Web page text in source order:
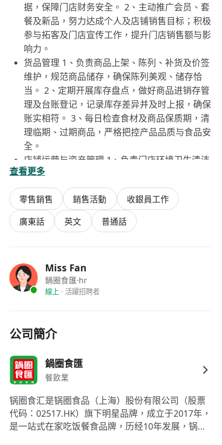
据，保障门店财务安全。 2、主动推广会员、套
餐及新品，努力达成个人及店铺销售目标；积极
参与拓客及门店宣传工作，提升门店销售额与影
响力。
货品管理 1、负责商品上架、陈列、补货及价签
维护，规范商品储存，确保陈列美观、储存恰
当。 2、定期开展库存盘点，做好商品进销存管
理及台账登记，记录库存差异并及时上报，确保
账实相符。 3、每日检查食材及商品保质期，清
理临期、过期商品，严格把控产品品质与食品安
全。
店铺运营与资产管理 1、负责门店环境卫生清洁
与维护，营造整洁、安全、良好的购物及消费环
境。 2、严格执行开店、闭店流程，检查维护门
店各类设备，做好设备清洁、交接及故障上报工
作。 3、配合店长完成促销活动执行、日常行政
工作及门店管理。
店店员经验；有食材、食品、生鲜零售经验优先
语言：粤语流利；普通话标准；基础英文读写 /
对话优先
其他：接受轮休，有门店服务、销售或相关零售
行业从业经验者优先。身体健康，形象整洁得
体，无不良从业记录，责任心强、执行力强。
查看更多
零售銷售 銷售活動
收銀員工作
廣東話
英文 普通話
Miss Fan
鍋圈食匯·hr
線上 · 活躍招聘者
公司簡介
鍋圈食匯
餐飲業
锅圈食汇是锅圈食品（上海）股份有限公司（股票
代码：02517.HK）旗下明星品牌，成立于2017年，
是一站式在家吃饭餐食品牌，历经10年发展，锅圈